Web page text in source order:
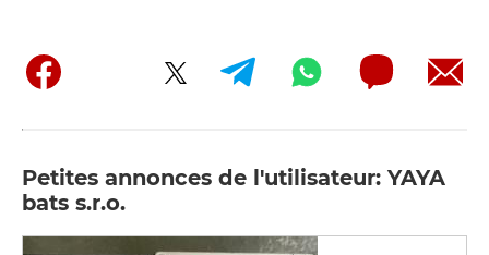
Petites annonces de l'utilisateur: YAYA
bats s.r.o.